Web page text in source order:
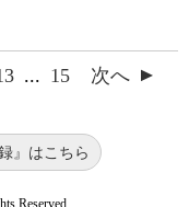
... 15 次へ
』はこちら
Reserved.